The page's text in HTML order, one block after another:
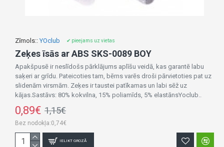
Zīmols:: YOclub ✔ pieejams uz vietas
Zeķes īsās ar ABS SKS-0089 BOY
Apakšpusē ir neslīdošs pārklājums aplīšu veidā, kas garantē labu
saķeri ar grīdu. Pateicoties tam, bērns varēs droši pārvietoties pat uz
slidenām virsmām. Zeķes ir taustei patīkamas un labi sēž uz
kājas.Sastāvs: 80% kokvilna, 15% poliamīds, 5% elastānsYoclub..
0,89€ 1,15€
Bez nodokļa:0,74€
IELIKT GROZĀ